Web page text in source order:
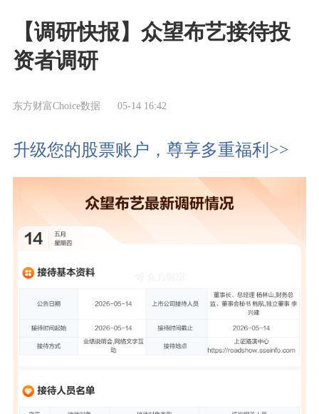
【调研快报】众望布艺接待投
资者调研
东方财富Choice数据 05-14 16:42
升级您的股票账户，尊享多重福利>>